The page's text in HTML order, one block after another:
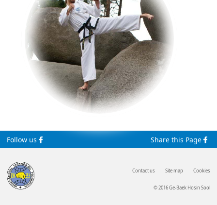
Follow us Share this Page
Contact us Site map Cookies
© 2016 Ge-Baek Hosin Sool